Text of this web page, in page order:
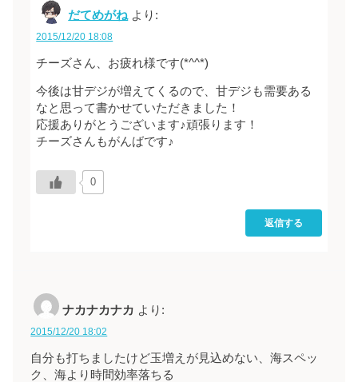
だてめがね より:
2015/12/20 18:08
チーズさん、お疲れ様です(*^^*)
今後は甘デジが増えてくるので、甘デジも需要ある
なと思って書かせていただきました！
応援ありがとうございます♪頑張ります！
チーズさんもがんばです♪
0
返信する
ナカナカナカ より:
2015/12/20 18:02
自分も打ちましたけど玉増えが見込めない、海スペッ
ク、海より時間効率落ちる